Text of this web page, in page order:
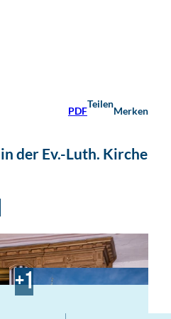
PDF
Teilen
Merken
der Ev.-Luth. Kirche